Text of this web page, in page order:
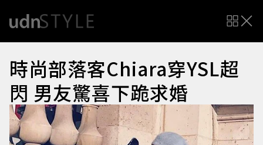
時尚部落客Chiara穿YSL超
閃 男友驚喜下跪求婚